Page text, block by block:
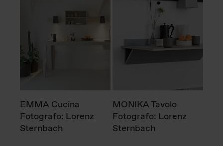
EMMA Cucina
Fotografo: Lorenz
Sternbach
MONIKA Tavolo
Fotografo: Lorenz
Sternbach